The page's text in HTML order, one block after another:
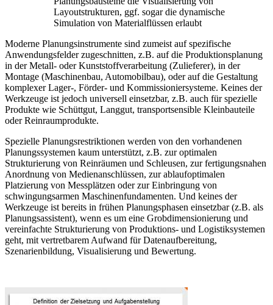
Layoutstrukturen, ggf. sogar die dynamische
Simulation von Materialflüssen erlaubt
Moderne Planungsinstrumente sind zumeist auf spezifische
Anwendungsfelder zugeschnitten, z.B. auf die Produktionsplanung
in der Metall- oder Kunststoffverarbeitung (Zulieferer), in der
Montage (Maschinenbau, Automobilbau), oder auf die Gestaltung
komplexer Lager-, Förder- und Kommissioniersysteme. Keines der
Werkzeuge ist jedoch universell einsetzbar, z.B. auch für spezielle
Produkte wie Schüttgut, Langgut, transportsensible Kleinbauteile
oder Reinraumprodukte.
Spezielle Planungsrestriktionen werden von den vorhandenen
Planungssystemen kaum unterstützt, z.B. zur optimalen
Strukturierung von Reinräumen und Schleusen, zur fertigungsnahen
Anordnung von Medienanschlüssen, zur ablaufoptimalen
Platzierung von Messplätzen oder zur Einbringung von
schwingungsarmen Maschinenfundamenten. Und keines der
Werkzeuge ist bereits in frühen Planungsphasen einsetzbar (z.B. als
Planungsassistent), wenn es um eine Grobdimensionierung und
vereinfachte Strukturierung von Produktions- und Logistiksystemen
geht, mit vertretbarem Aufwand für Datenaufbereitung,
Szenarienbildung, Visualisierung und Bewertung.